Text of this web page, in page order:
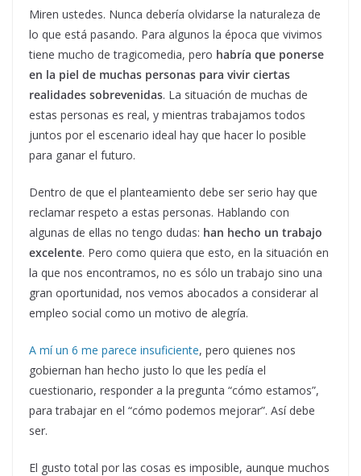
Miren ustedes. Nunca debería olvidarse la naturaleza de
lo que está pasando. Para algunos la época que vivimos
tiene mucho de tragicomedia, pero habría que ponerse
en la piel de muchas personas para vivir ciertas
realidades sobrevenidas. La situación de muchas de
estas personas es real, y mientras trabajamos todos
juntos por el escenario ideal hay que hacer lo posible
para ganar el futuro.
Dentro de que el planteamiento debe ser serio hay que
reclamar respeto a estas personas. Hablando con
algunas de ellas no tengo dudas: han hecho un trabajo
excelente. Pero como quiera que esto, en la situación en
la que nos encontramos, no es sólo un trabajo sino una
gran oportunidad, nos vemos abocados a considerar al
empleo social como un motivo de alegría.
A mí un 6 me parece insuficiente, pero quienes nos
gobiernan han hecho justo lo que les pedía el
cuestionario, responder a la pregunta “cómo estamos”,
para trabajar en el “cómo podemos mejorar”. Así debe
ser.
El gusto total por las cosas es imposible, aunque muchos